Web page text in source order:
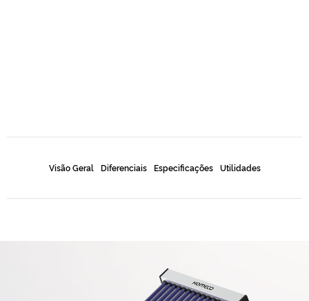
Visão Geral Diferenciais Especificações Utilidades